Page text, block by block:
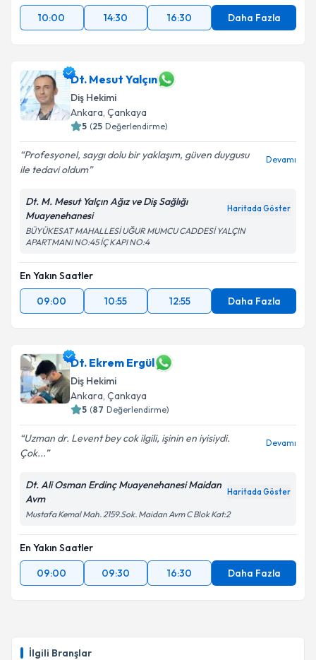
İlgili Branşlar
10:00 14:30 16:30 Daha Fazla
Dt. Mesut Yalçın
Diş Hekimi
Ankara, Çankaya
5 (25 Değerlendirme)
Profesyonel, saygı dolu bir yaklaşım, güven duygusu
ile tedavi oldum
Devamı
Dt. M. Mesut Yalçın Ağız ve Diş Sağlığı
Muayenehanesi
Haritada Göster
BÜYÜKESAT MAHALLESİ UĞUR MUMCU CADDESİ YALÇIN
APARTMANI NO:45 İÇ KAPI NO:4
En Yakın Saatler
09:00
10:55 12:55 Daha Fazla
Dt. Ekrem Ergül
Diş Hekimi
Ankara, Çankaya
5 (87 Değerlendirme)
Uzman dr. Levent bey cok ilgili, işinin en iyisiydi.
Çok...
Devamı
Dt. Ali Osman Erdinç Muayenehanesi Maidan
Avm
Haritada Göster
Mustafa Kemal Mah. 2159.Sok. Maidan Avm C Blok Kat:2
En Yakın Saatler
09:00
09:30 16:30 Daha Fazla